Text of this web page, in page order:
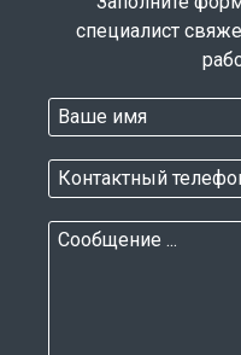
специалист